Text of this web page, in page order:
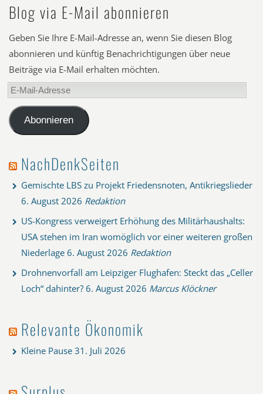
Blog via E-Mail abonnieren
Geben Sie Ihre E-Mail-Adresse an, wenn Sie diesen Blog
abonnieren und künftig Benachrichtigungen über neue
Beiträge via E-Mail erhalten möchten.
E-
Mail-
AdresseAbonnieren
NachDenkSeiten
Gemischte LBS zu Projekt Friedensnoten, Antikriegslieder
6. August 2026 Redaktion
US-Kongress verweigert Erhöhung des Militärhaushalts:
USA stehen im Iran womöglich vor einer weiteren großen
Niederlage 6. August 2026 Redaktion
Drohnenvorfall am Leipziger Flughafen: Steckt das „Celler
Loch“ dahinter? 6. August 2026 Marcus Klöckner
Relevante Ökonomik
Kleine Pause 31. Juli 2026